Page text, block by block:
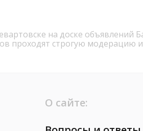
на доске объявлений
проходят строгую
О сайте: